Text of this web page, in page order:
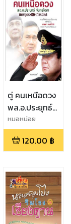
ตู่ คนเหนือดวง
พล.อ.ประยุทธ์
จันทร์โอชา เทพ
บุตรแห่ง
เกียรติยศ
หมอหน่อย
120.00 ฿